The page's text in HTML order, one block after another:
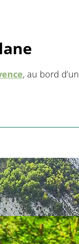
, au bord